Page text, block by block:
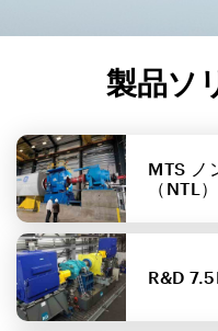
製品ソ
MTS ノ
（NTL
R&D